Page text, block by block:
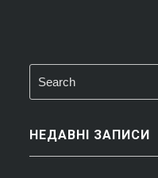
НЕДАВНІ ЗАПИСИ